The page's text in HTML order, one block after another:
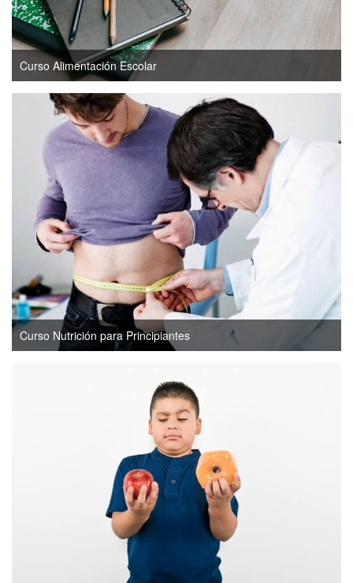
Curso Alimentación Escolar
Curso Nutrición para Principiantes